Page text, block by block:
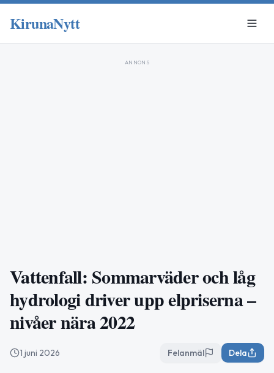
KirunaNytt
ANNONS
Vattenfall: Sommarväder och låg
hydrologi driver upp elpriserna –
nivåer nära 2022
1 juni 2026 Felanmäl Dela